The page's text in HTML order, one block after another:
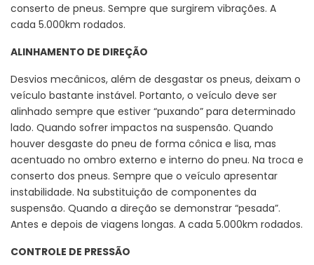
conserto de pneus. Sempre que surgirem vibrações. A
cada 5.000km rodados.
ALINHAMENTO DE DIREÇÃO
Desvios mecânicos, além de desgastar os pneus, deixam o
veículo bastante instável. Portanto, o veículo deve ser
alinhado sempre que estiver “puxando” para determinado
lado. Quando sofrer impactos na suspensão. Quando
houver desgaste do pneu de forma cônica e lisa, mas
acentuado no ombro externo e interno do pneu. Na troca e
conserto dos pneus. Sempre que o veículo apresentar
instabilidade. Na substituição de componentes da
suspensão. Quando a direção se demonstrar “pesada”.
Antes e depois de viagens longas. A cada 5.000km rodados.
CONTROLE DE PRESSÃO